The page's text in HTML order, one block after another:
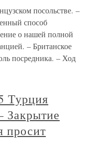
посольстве. –
способ
о нашей полной
– Британское
посредника. – Ход
Турция
Закрытие
просит